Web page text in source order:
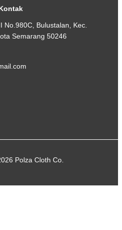
No.980C, Bulustalan, Kec.
Semarang 50246
Polza Cloth Co.